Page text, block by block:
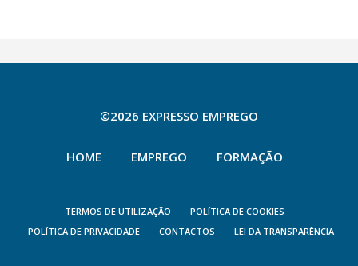
©2026 EXPRESSO EMPREGO
HOME EMPREGO FORMAÇÃO
TERMOS DE UTILIZAÇÃO
POLÍTICA DE COOKIES
POLÍTICA DE PRIVACIDADE
CONTACTOS LEI DA TRANSPARÊNCIA